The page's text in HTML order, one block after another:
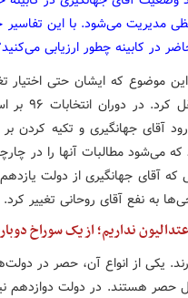
مدیریت می‌شود. با این تفاسیر
در کابینه چطور ارزیابی
موضوع که ایشان حتی اختیار
هم ندارد،
آقای جهانگیری و تکیه کردن
که می‌شود مطالبات آنها را در
که آقای جهانگیری از دولت
به نفع آقای روحانی تغییر کرد.
نداریم؛ از یک سوراخ
یکی از انواع آن، حصر در
هستند. در دولت دوازدهم